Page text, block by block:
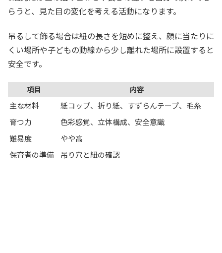
らうと、見た目の変化を考える活動になります。
吊るして飾る場合は紐の長さを短めに整え、顔に当たりに
くい場所や子どもの動線から少し離れた場所に設置すると
安全です。
項目 内容
主な材料
紙コップ、折り紙、すずらんテープ、毛糸
育つ力
色彩感覚、立体構成、安全意識
難易度
やや高
保育者の準備
吊り穴と紐の確認